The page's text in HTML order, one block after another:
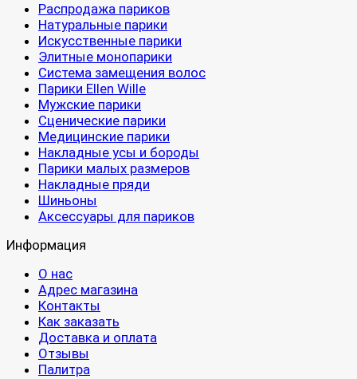
Распродажа париков
Натуральные парики
Искусственные парики
Элитные монопарики
Система замещения волос
Парики Ellen Wille
Мужские парики
Сценические парики
Медицинские парики
Накладные усы и бороды
Парики малых размеров
Накладные пряди
Шиньоны
Аксессуары для париков
Информация
О нас
Адрес магазина
Контакты
Как заказать
Доставка и оплата
Отзывы
Палитра